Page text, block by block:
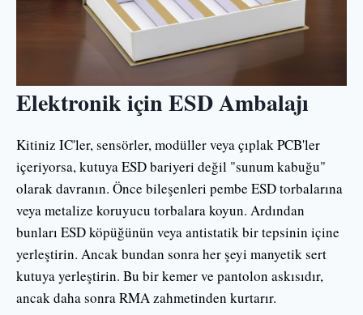
Elektronik için ESD Ambalajı
Kitiniz IC'ler, sensörler, modüller veya çıplak PCB'ler
içeriyorsa, kutuya ESD bariyeri değil "sunum kabuğu"
olarak davranın. Önce bileşenleri pembe ESD torbalarına
veya metalize koruyucu torbalara koyun. Ardından
bunları ESD köpüğünün veya antistatik bir tepsinin içine
yerleştirin. Ancak bundan sonra her şeyi manyetik sert
kutuya yerleştirin. Bu bir kemer ve pantolon askısıdır,
ancak daha sonra RMA zahmetinden kurtarır.